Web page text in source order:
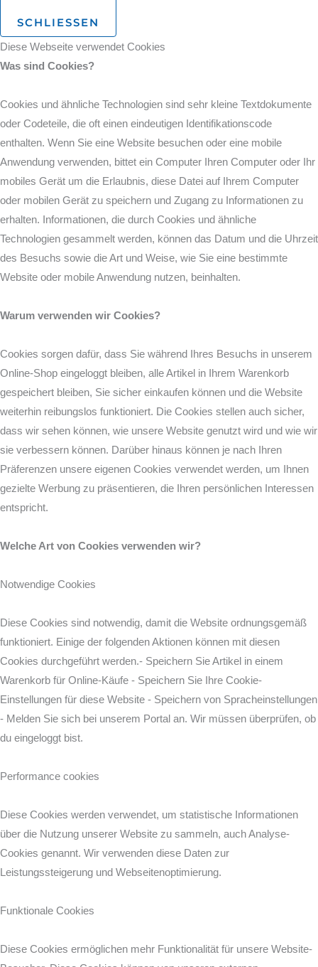
SCHLIESSEN
Diese Webseite verwendet Cookies
Was sind Cookies?
Cookies und ähnliche Technologien sind sehr kleine Textdokumente
oder Codeteile, die oft einen eindeutigen Identifikationscode
enthalten. Wenn Sie eine Website besuchen oder eine mobile
Anwendung verwenden, bittet ein Computer Ihren Computer oder Ihr
mobiles Gerät um die Erlaubnis, diese Datei auf Ihrem Computer
oder mobilen Gerät zu speichern und Zugang zu Informationen zu
erhalten. Informationen, die durch Cookies und ähnliche
Technologien gesammelt werden, können das Datum und die Uhrzeit
des Besuchs sowie die Art und Weise, wie Sie eine bestimmte
Website oder mobile Anwendung nutzen, beinhalten.
Warum verwenden wir Cookies?
Cookies sorgen dafür, dass Sie während Ihres Besuchs in unserem
Online-Shop eingeloggt bleiben, alle Artikel in Ihrem Warenkorb
gespeichert bleiben, Sie sicher einkaufen können und die Website
weiterhin reibungslos funktioniert. Die Cookies stellen auch sicher,
dass wir sehen können, wie unsere Website genutzt wird und wie wir
sie verbessern können. Darüber hinaus können je nach Ihren
Präferenzen unsere eigenen Cookies verwendet werden, um Ihnen
gezielte Werbung zu präsentieren, die Ihren persönlichen Interessen
entspricht.
Welche Art von Cookies verwenden wir?
Notwendige Cookies
Diese Cookies sind notwendig, damit die Website ordnungsgemäß
funktioniert. Einige der folgenden Aktionen können mit diesen
Cookies durchgeführt werden.- Speichern Sie Artikel in einem
Warenkorb für Online-Käufe - Speichern Sie Ihre Cookie-
Einstellungen für diese Website - Speichern von Spracheinstellungen
- Melden Sie sich bei unserem Portal an. Wir müssen überprüfen, ob
du eingeloggt bist.
Performance cookies
Diese Cookies werden verwendet, um statistische Informationen
über die Nutzung unserer Website zu sammeln, auch Analyse-
Cookies genannt. Wir verwenden diese Daten zur
Leistungssteigerung und Webseitenoptimierung.
Funktionale Cookies
Diese Cookies ermöglichen mehr Funktionalität für unsere Website-